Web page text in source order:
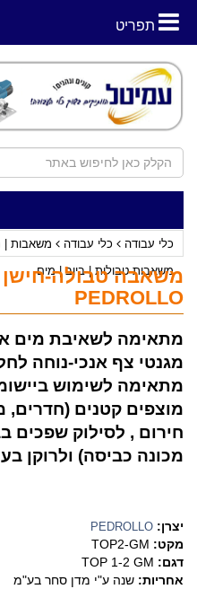
תפריט
כלי עבודה כלי עבודה
משאבות |
משאבות טבולות | ביוב | מים
משאבה טבולה-חישן
PEDROLLO
מתאימה לשאיבת מים
מגנטי צף אנכי-נוחה
מתאימה לשימוש
מוצפים קטנים (חדרים,
חירום , לסילוק שפכים
מכונה כביסה) ולרוקן
יצרן: PEDROLLO
מקט: TOP2-GM
דגם: TOP 1-2 GM
אחריות: שנה ע"י מדן סחר בע"מ